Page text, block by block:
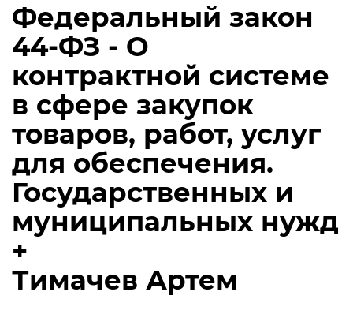
Федеральный закон
44-ФЗ - О
контрактной системе
в сфере закупок
товаров, работ, услуг
для обеспечения.
Государственных и
муниципальных нужд
+
Тимачев Артем